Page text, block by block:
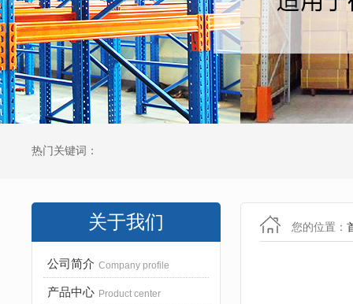
热门关键词：
关于我们
公司简介 Company profile
产品中心 Product center
您的位置：